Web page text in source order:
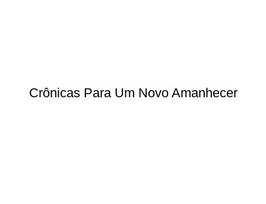
Crônicas Para Um Novo Amanhecer